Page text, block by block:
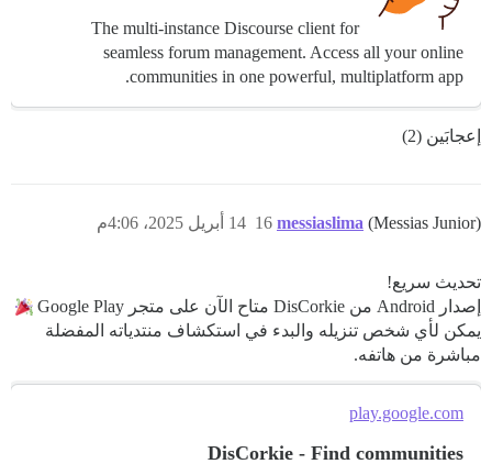
The multi-instance Discourse client for
seamless forum management. Access all your online
communities in one powerful, multiplatform app.
إعجابَين (2)
messiaslima (Messias Junior) 14 أبريل 2025، 4:06م 16
تحديث سريع!
إصدار Android من DisCorkie متاح الآن على متجر Google Play
يمكن لأي شخص تنزيله والبدء في استكشاف منتدياته المفضلة
مباشرة من هاتفه.
play.google.com
DisCorkie - Find communities